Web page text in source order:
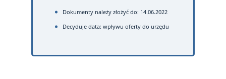
Dokumenty należy złożyć do: 14.06.2022
Decyduje data: wpływu oferty do urzędu